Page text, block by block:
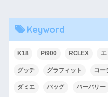
Keyword
K18 Pt900 ROLEX エ
グッチ グラフィット コー
ダミエ バッグ バーバリー